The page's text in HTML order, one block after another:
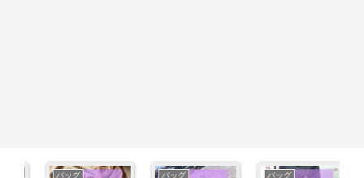
バッグ バッグ バッグ